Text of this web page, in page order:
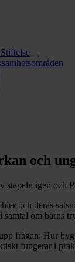
och
stapeln igen och
och deras
om barns
frågan: Hur
fungerar i